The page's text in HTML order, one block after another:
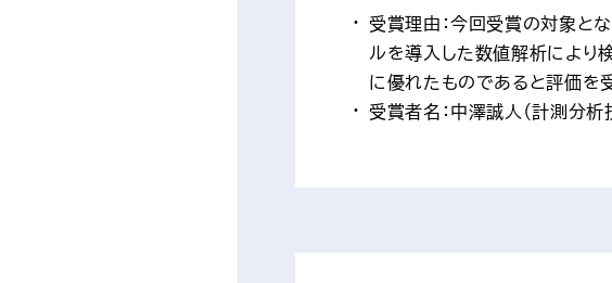
受賞理由：今回受賞の対象と
ルを導入した数値解析により
に優れたものであると評価を
受賞者名：中澤誠人（計測分析